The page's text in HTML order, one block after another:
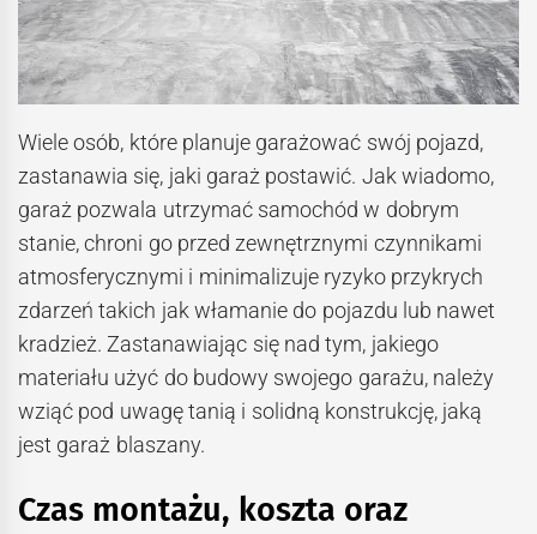
Wiele osób, które planuje garażować swój pojazd,
zastanawia się, jaki garaż postawić. Jak wiadomo,
garaż pozwala utrzymać samochód w dobrym
stanie, chroni go przed zewnętrznymi czynnikami
atmosferycznymi i minimalizuje ryzyko przykrych
zdarzeń takich jak włamanie do pojazdu lub nawet
kradzież. Zastanawiając się nad tym, jakiego
materiału użyć do budowy swojego garażu, należy
wziąć pod uwagę tanią i solidną konstrukcję, jaką
jest garaż blaszany.
Czas montażu, koszta oraz